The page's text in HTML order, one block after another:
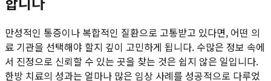
만성적인 통증이나 복합적인 질환으로 고통받고 있다면, 어떤 의
료 기관을 선택해야 할지 깊이 고민하게 됩니다. 수많은 정보 속에
서 진정으로 신뢰할 수 있는 곳을 찾는 것은 쉽지 않은 일입니다.
한방 치료의 성과는 얼마나 많은 임상 사례를 성공적으로 다루었